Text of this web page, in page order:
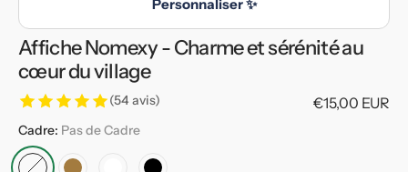
Personnaliser ✨
Affiche Nomexy - Charme et sérénité au
cœur du village
(54 avis)
Prix
€15,00 EUR
Cadre: Pas de Cadre